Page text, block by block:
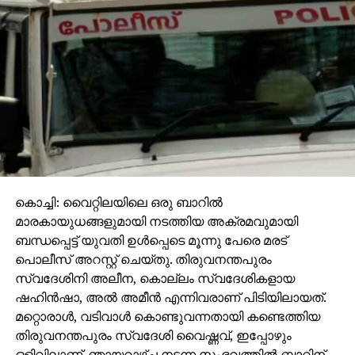
കുതന്ത്രങ്ങളും പയറ്റുന്ന ചുവപ്പ•ാരുടെ പാഴ്ശ്രമം
തിരഞ്ഞെടുപ്പ് പ്രഖ്യാപിച്ചതുമുതല്‍ തുടങ്ങിയതാണ്.
രാജാവിനെക്കാള്‍ രാജഭക്തികാട്ടുന്ന പൊലീസും
പാര്‍ട്ടിയുടെ അക്രമപാരമ്പര്യവും പരമാവധി
പരീക്ഷിക്കുകയായിരുന്നു ഇവിടെ ഇക്കൂട്ടരെന്നതിന്
നിരവധി സംഭവങ്ങളും നിഷ്പക്ഷജനങ്ങളും പലതവണ
സാക്ഷികളാണ്.
ഞായറാഴ്ച രാത്രി കുഞ്ഞിച്ചന്റെ പുരക്കല്‍
സൈനയുടെ വീടിനുനേരെ സി.പി.എമ്മുകാര്‍
പെട്രോള്‍ ബോംബെറിഞ്ഞത് പ്രദേശത്ത്
വന്‍തീപിടുത്തത്തിന് കാരണമായി. പ്രായമേറിയ
സ്ത്രീകളും കുട്ടികളുംവരെ ഇവരുടെ നായാട്ടിന്
ഇരയായി. മുസ്്‌ലിംലീഗ് പ്രവര്‍ത്തകരുടെ വീടുകള്‍
കാട്ടിക്കൊടുത്തത് സി.പി.എമ്മുകാരും തച്ചുതകര്‍ത്തത്
പൊലീസുമായിരുന്നു. ഉറക്കത്തിനിടെ എണീറ്റവര്‍
കഷ്ടിച്ചാണ് മരണത്തില്‍ നിന്ന് രക്ഷപ്പെട്ടത്. താനൂര്‍,
ചാപ്പപ്പടി, പണ്ടാരകടപ്പുറം, ആല്‍ബസാര്‍, ഫഖീര്‍പള്ളി
ഭാഗത്തും ശാന്തമായിരുന്ന ഒട്ടുംപുറം, എറാളം
കടപ്പുറത്തും പൊലീസ് നരാധമമായാണ് പെരുമാറിയത്.
കൊച്ചി: വൈറ്റിലയിലെ ഒരു ബാറില്‍
മാരകായുധങ്ങളുമായി നടത്തിയ അക്രമവുമായി
ബന്ധപ്പെട്ട് യുവതി ഉള്‍പ്പെടെ മൂന്നു പേരെ മരട്
പൊലീസ് അറസ്റ്റ് ചെയ്തു. തിരുവനന്തപുരം
സ്വദേശിനി അലീന, കൊല്ലം സ്വദേശികളായ
ഷഹിന്‍ഷാ, അല്‍ അമീന്‍ എന്നിവരാണ് പിടിയിലായത്.
മറ്റൊരാള്‍, വടിവാള്‍ കൊണ്ടുവന്നതായി കണ്ടെത്തിയ
തിരുവനന്തപുരം സ്വദേശി വൈഷ്ണവ്, ഇപ്പോഴും